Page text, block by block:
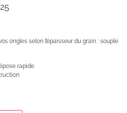
ongles selon l’épaisseur du grain : souple
rapide